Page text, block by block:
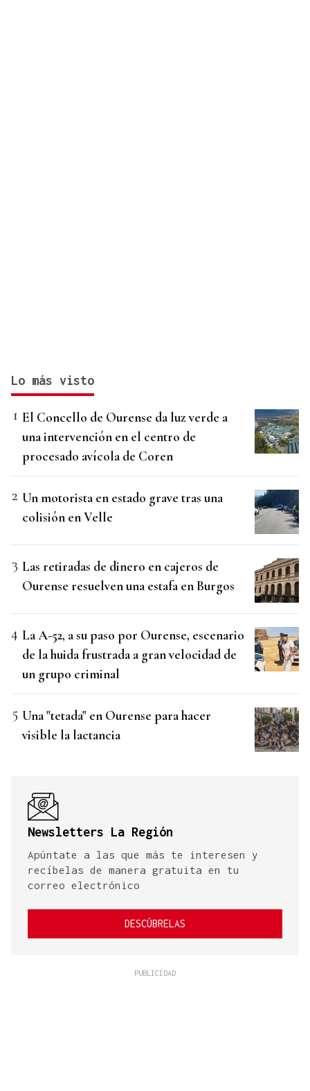
Lo más visto
El Concello de Ourense da luz verde a
una intervención en el centro de
procesado avícola de Coren
Un motorista en estado grave tras una
colisión en Velle
Las retiradas de dinero en cajeros de
Ourense resuelven una estafa en Burgos
La A-52, a su paso por Ourense, escenario
de la huida frustrada a gran velocidad de
un grupo criminal
Una "tetada" en Ourense para hacer
visible la lactancia
Newsletters La Región
Apúntate a las que más te interesen y
recíbelas de manera gratuita en tu
correo electrónico
DESCÚBRELAS